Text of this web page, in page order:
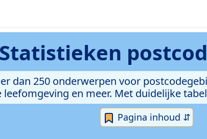
Statistieken
dan 250 onderwerpen voor
en meer. Met duidelijke
Pagina inhoud ⇵